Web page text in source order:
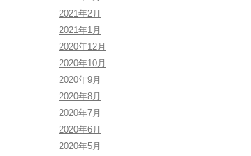
2021年2月
2021年1月
2020年12月
2020年10月
2020年9月
2020年8月
2020年7月
2020年6月
2020年5月